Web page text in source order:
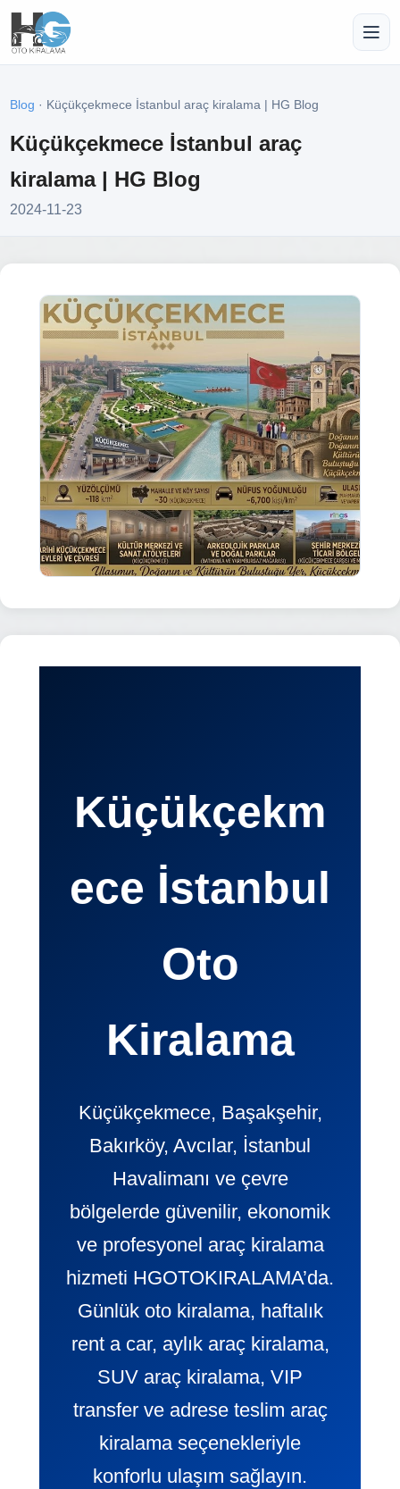
Blog · Küçükçekmece İstanbul araç kiralama | HG Blog
Küçükçekmece İstanbul araç
kiralama | HG Blog
2024-11-23
Küçükçekm
ece İstanbul
Oto
Kiralama
Küçükçekmece, Başakşehir,
Bakırköy, Avcılar, İstanbul
Havalimanı ve çevre
bölgelerde güvenilir, ekonomik
ve profesyonel araç kiralama
hizmeti HGOTOKIRALAMA’da.
Günlük oto kiralama, haftalık
rent a car, aylık araç kiralama,
SUV araç kiralama, VIP
transfer ve adrese teslim araç
kiralama seçenekleriyle
konforlu ulaşım sağlayın.